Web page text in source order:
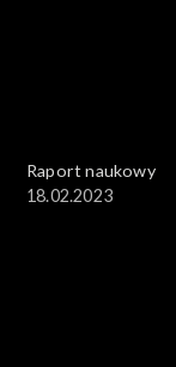
Raport naukowy
18.02.2023